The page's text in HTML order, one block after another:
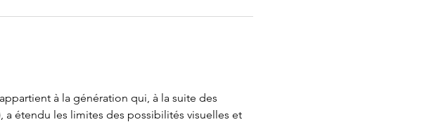
à la génération qui, à la suite des
a étendu les limites des possibilités visuelles et